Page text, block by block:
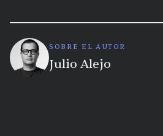
SOBRE EL AUTOR
Julio Alejo